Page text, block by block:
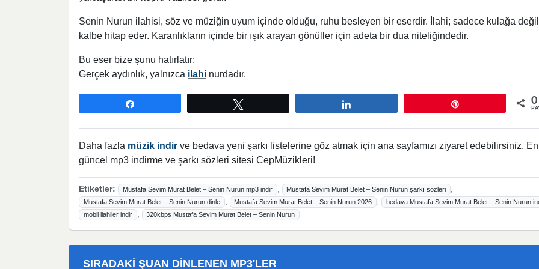
Senin Nurun ilahisi, söz ve müziğin uyum içinde olduğu, ruhu besleyen bir eserdir. İlahi; sadece kulağa
kalbe hitap eder. Karanlıkların içinde bir ışık arayan gönüller için adeta bir dua niteliğindedir.
Bu eser bize şunu hatırlatır:
Gerçek aydınlık, yalnızca ilahi nurdadır.
0
Daha fazla müzik indir ve bedava yeni şarkı listelerine göz atmak için ana sayfamızı ziyaret edebilirsiniz. En
güncel mp3 indirme ve şarkı sözleri sitesi CepMüzikleri!
Etiketler: Mustafa Sevim Murat Belet – Senin Nurun mp3 indir , Mustafa Sevim Murat Belet – Senin Nurun şarkı sözleri ,
Mustafa Sevim Murat Belet – Senin Nurun dinle , Mustafa Sevim Murat Belet – Senin Nurun 2026 , bedava Mustafa Sevim Murat Belet – Senin Nurun
mobil ilahiler indir , 320kbps Mustafa Sevim Murat Belet – Senin Nurun
SIRADAKI ŞUAN DINLENEN MP3'LER